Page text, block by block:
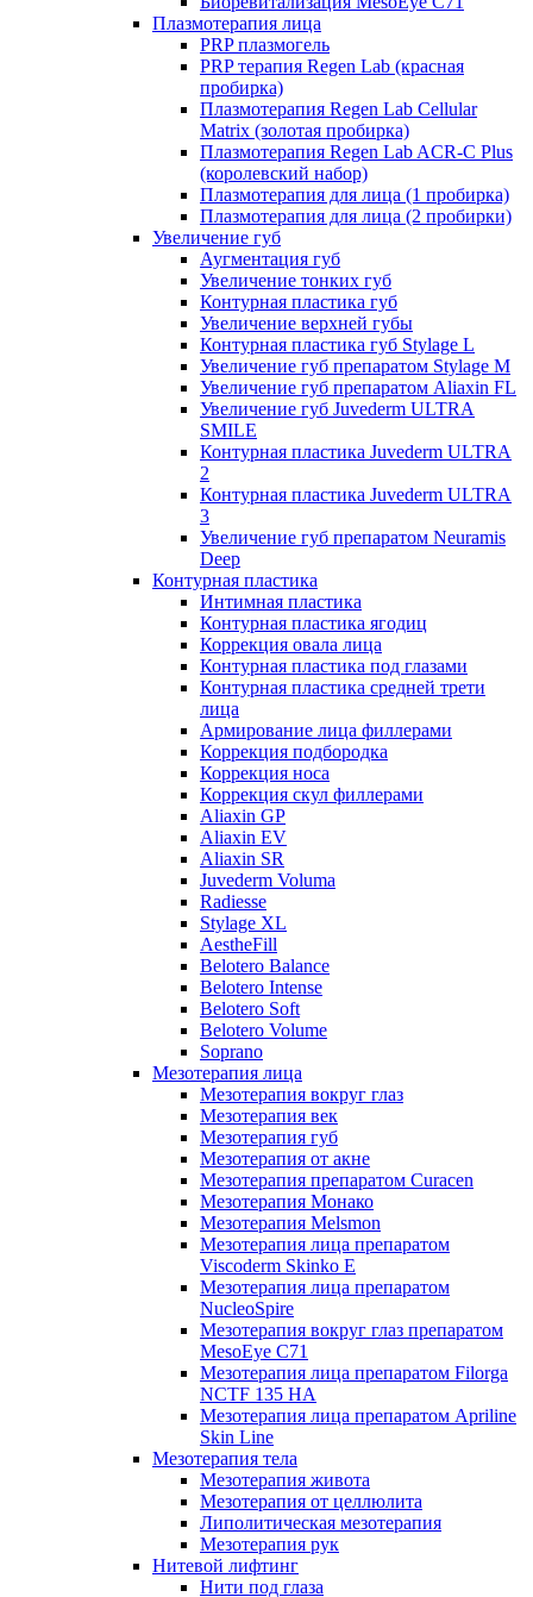
Плазмотерапия лица
PRP плазмогель
PRP терапия Regen Lab (красная
пробирка)
Плазмотерапия Regen Lab Cellular
Matrix (золотая пробирка)
Плазмотерапия Regen Lab ACR-C Plus
(королевский набор)
Плазмотерапия для лица (1 пробирка)
Плазмотерапия для лица (2 пробирки)
Увеличение губ
Аугментация губ
Увеличение тонких губ
Контурная пластика губ
Увеличение верхней губы
Контурная пластика губ Stylage L
Увеличение губ препаратом Stylage M
Увеличение губ препаратом Aliaxin FL
Увеличение губ Juvederm ULTRA
SMILE
Контурная пластика Juvederm ULTRA
2
Контурная пластика Juvederm ULTRA
3
Увеличение губ препаратом Neuramis
Deep
Контурная пластика
Интимная пластика
Контурная пластика ягодиц
Коррекция овала лица
Контурная пластика под глазами
Контурная пластика средней трети
лица
Армирование лица филлерами
Коррекция подбородка
Коррекция носа
Коррекция скул филлерами
Aliaxin GP
Aliaxin EV
Aliaxin SR
Juvederm Voluma
Radiesse
Stylage XL
AestheFill
Belotero Balance
Belotero Intense
Belotero Soft
Belotero Volume
Soprano
Мезотерапия лица
Мезотерапия вокруг глаз
Мезотерапия век
Мезотерапия губ
Мезотерапия от акне
Мезотерапия препаратом Curacen
Мезотерапия Монако
Мезотерапия Melsmon
Мезотерапия лица препаратом
Viscoderm Skinko E
Мезотерапия лица препаратом
NucleoSpire
Мезотерапия вокруг глаз препаратом
MesoEye С71
Мезотерапия лица препаратом Filorga
NCTF 135 HA
Мезотерапия лица препаратом Apriline
Skin Line
Мезотерапия тела
Мезотерапия живота
Мезотерапия от целлюлита
Липолитическая мезотерапия
Мезотерапия рук
Нитевой лифтинг
Нити под глаза